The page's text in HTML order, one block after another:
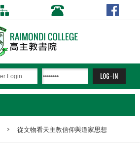
> 從文物看天主教信仰與道家思想